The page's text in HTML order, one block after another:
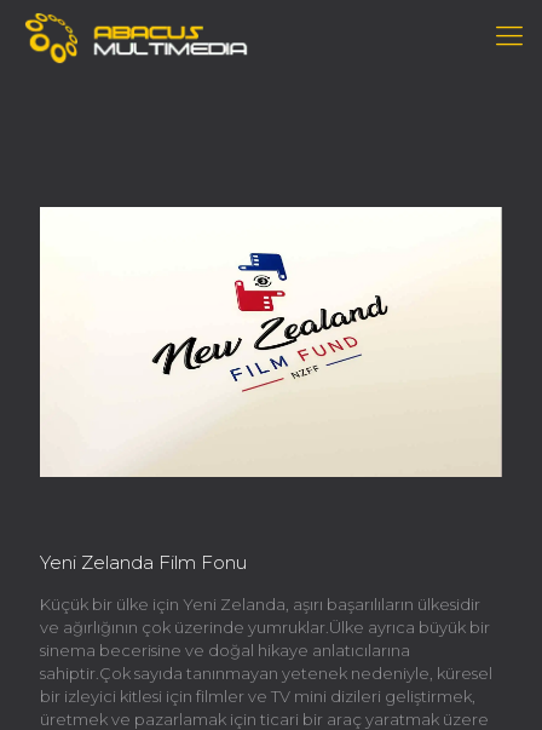
Yeni Zelanda Film Fonu
Küçük bir ülke için Yeni Zelanda, aşırı başarılıların ülkesidir
ve ağırlığının çok üzerinde yumruklar.Ülke ayrıca büyük bir
sinema becerisine ve doğal hikaye anlatıcılarına
sahiptir.Çok sayıda tanınmayan yetenek nedeniyle, küresel
bir izleyici kitlesi için filmler ve TV mini dizileri geliştirmek,
üretmek ve pazarlamak için ticari bir araç yaratmak üzere